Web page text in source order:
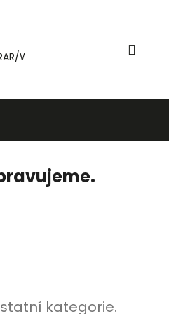
WinRAR
kategorie.